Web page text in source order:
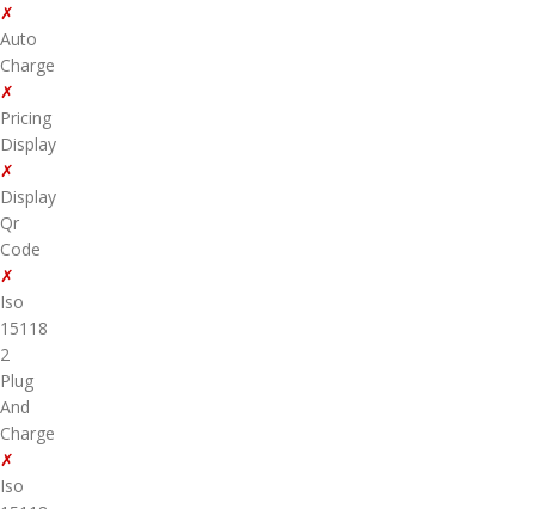
✗
Auto
Charge
✗
Pricing
Display
✗
Display
Qr
Code
✗
Iso
15118
2
Plug
And
Charge
✗
Iso